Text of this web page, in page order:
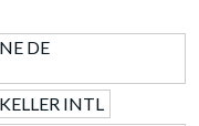
DE
INTL